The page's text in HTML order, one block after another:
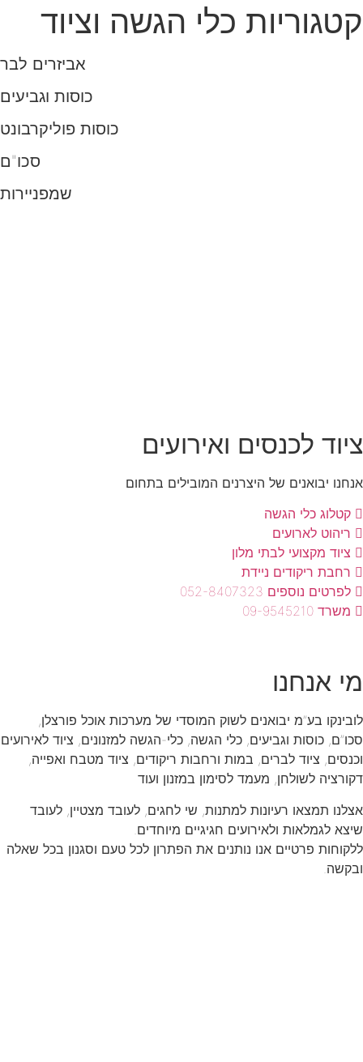
כלי אוכל איכותיים לאירועים. משדרגים כל אירוע
קטגוריות כלי הגשה וציוד
אביזרים לבר
כוסות וגביעים
כוסות פוליקרבונט
סכו"ם
שמפניירות
ציוד לכנסים ואירועים
אנחנו יבואנים של היצרנים המובילים בתחום
קטלוג כלי הגשה
ריהוט לארועים
ציוד מקצועי לבתי מלון
רחבת ריקודים ניידת
לפרטים נוספים 052-8407323
משרד 09-9545210
מי אנחנו
לובינקו בע”מ יבואנים לשוק המוסדי של מערכות אוכל פורצלן,
סכו”ם, כוסות וגביעים, כלי הגשה, כלי-הגשה למזנונים, ציוד לאירועים
וכנסים, ציוד לברים, במות ורחבות ריקודים, ציוד מטבח ואפייה,
דקורציה לשולחן, מעמד לסימון במזנון ועוד
אצלנו תמצאו רעיונות למתנות, שי לחגים, לעובד מצטיין, לעובד
שיצא לגמלאות ולאירועים חגיגיים מיוחדים.
ללקוחות פרטיים אנו נותנים את הפתרון לכל טעם וסגנון בכל שאלה
ובקשה.